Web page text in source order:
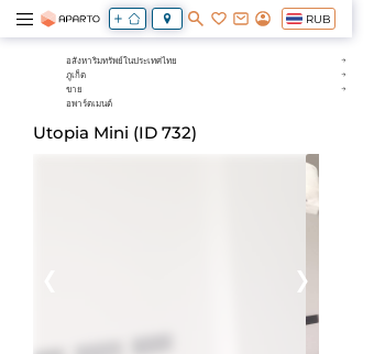
RUB
อสังหาริมทรัพย์ในประเทศไทย
ภูเก็ต
ขาย
อพาร์ตเมนต์
Utopia Mini (ID 732)